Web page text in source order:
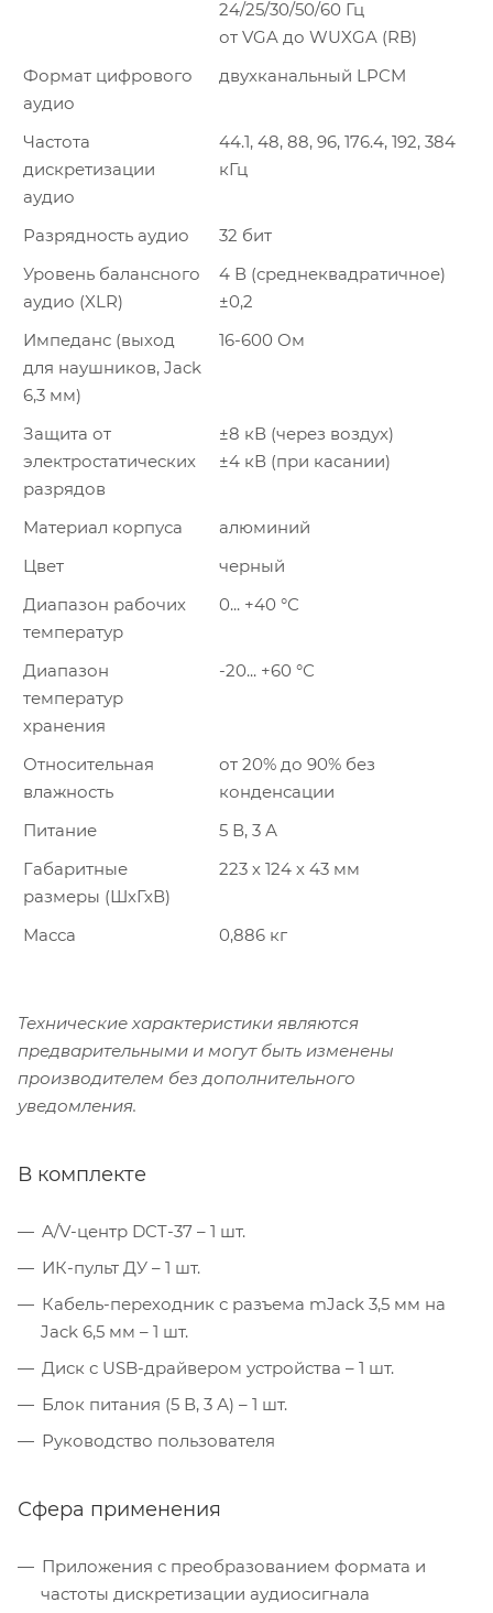
24/25/30/50/60 Гц
от VGA до WUXGA (RB)
Формат цифрового
аудио
двухканальный LPCM
Частота
дискретизации
аудио
44.1, 48, 88, 96, 176.4, 192, 384
кГц
Разрядность аудио
32 бит
Уровень балансного
аудио (XLR)
4 В (среднеквадратичное)
±0,2
Импеданс (выход
для наушников, Jack
6,3 мм)
16-600 Ом
Защита от
электростатических
разрядов
±8 кВ (через воздух)
±4 кВ (при касании)
Материал корпуса
алюминий
Цвет
черный
Диапазон рабочих
температур
0... +40 °С
Диапазон
температур
хранения
-20... +60 °С
Относительная
влажность
от 20% до 90% без
конденсации
Питание
5 В, 3 А
Габаритные
размеры (ШхГхВ)
223 х 124 х 43 мм
Масса 0,886 кг
Технические характеристики являются
предварительными и могут быть изменены
производителем без дополнительного
уведомления.
В комплекте
A/V-центр DCT-37 – 1 шт.
ИК-пульт ДУ – 1 шт.
Кабель-переходник с разъема mJack 3,5 мм на
Jack 6,5 мм – 1 шт.
Диск с USB-драйвером устройства – 1 шт.
Блок питания (5 В, 3 А) – 1 шт.
Руководство пользователя
Сфера применения
Приложения с преобразованием формата и
частоты дискретизации аудиосигнала